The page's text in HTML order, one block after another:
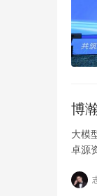
博
大模
卓源